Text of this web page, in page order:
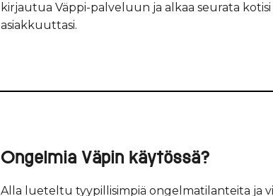
kirjautua Väppi-palveluun ja alkaa seurata
asiakkuuttasi.
Ongelmia Väpin käytössä?
Alla lueteltu tyypillisimpiä ongelmatilanteita ja